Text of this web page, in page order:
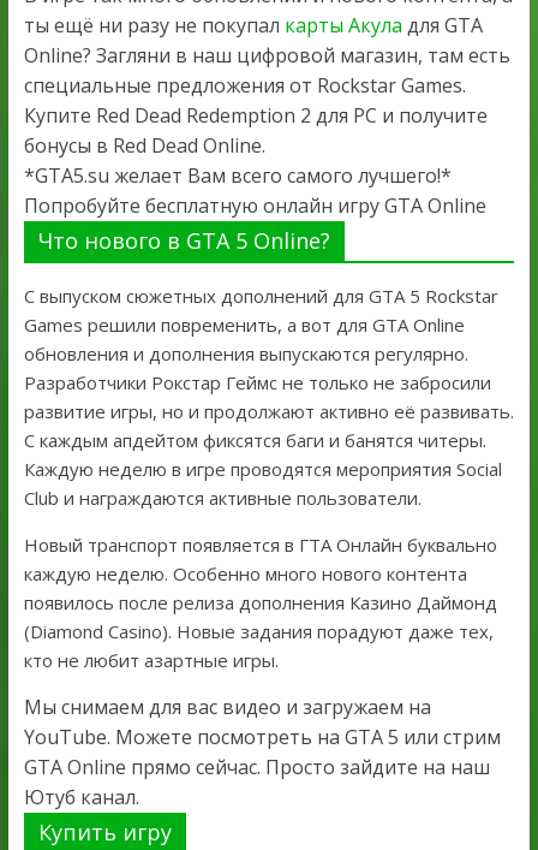
ты ещё ни разу не покупал карты Акула для GTA
Online? Загляни в наш цифровой магазин, там есть
специальные предложения от Rockstar Games.
Купите Red Dead Redemption 2 для PC и получите
бонусы в Red Dead Online.
*GTA5.su желает Вам всего самого лучшего!*
Попробуйте бесплатную онлайн игру GTA Online
Что нового в GTA 5 Online?
С выпуском сюжетных дополнений для GTA 5 Rockstar
Games решили повременить, а вот для GTA Online
обновления и дополнения выпускаются регулярно.
Разработчики Рокстар Геймс не только не забросили
развитие игры, но и продолжают активно её развивать.
С каждым апдейтом фиксятся баги и банятся читеры.
Каждую неделю в игре проводятся мероприятия Social
Club и награждаются активные пользователи.
Новый транспорт появляется в ГТА Онлайн буквально
каждую неделю. Особенно много нового контента
появилось после релиза дополнения Казино Даймонд
(Diamond Casino). Новые задания порадуют даже тех,
кто не любит азартные игры.
Мы снимаем для вас видео и загружаем на
YouTube. Можете посмотреть на GTA 5 или стрим
GTA Online прямо сейчас. Просто зайдите на наш
Ютуб канал.
Купить игру